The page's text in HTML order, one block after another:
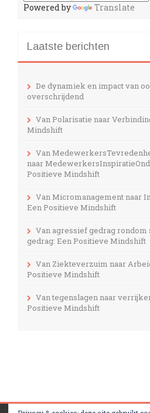
Powered by Translate
Laatste berichten
De dynamiek en impact van
overschrijdend
Van Polarisatie naar
Mindshift
Van
naar
Positieve Mindshift
Van Micromanagement naar
Een Positieve Mindshift
Van agressief gedrag
gedrag: Een Positieve Mindshift
Van Ziekteverzuim naar
Positieve Mindshift
Van tegenslagen naar
Positieve Mindshift